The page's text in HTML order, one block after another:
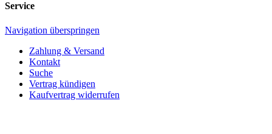
Service
Navigation überspringen
Zahlung & Versand
Kontakt
Suche
Vertrag kündigen
Kaufvertrag widerrufen